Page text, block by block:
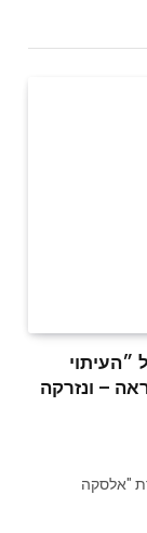
״העיתוי
– ונזרקה
"אלסקה